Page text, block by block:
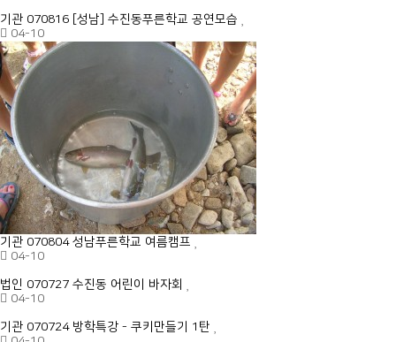
기관 070816 [성남] 수진동푸른학교 공연모습
04-10
기관 070804 성남푸른학교 여름캠프
04-10
법인 070727 수진동 어린이 바자회
04-10
기관 070724 방학특강 - 쿠키만들기 1탄